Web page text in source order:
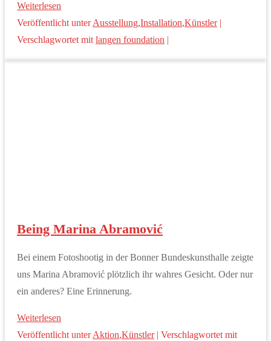
Weiterlesen
Veröffentlicht unter Ausstellung,Installation,Künstler|
Verschlagwortet mit langen foundation |
Being Marina Abramović
Bei einem Fotoshootig in der Bonner Bundeskunsthalle zeigte
uns Marina Abramović plötzlich ihr wahres Gesicht. Oder nur
ein anderes? Eine Erinnerung.
Weiterlesen
Veröffentlicht unter Aktion,Künstler| Verschlagwortet mit